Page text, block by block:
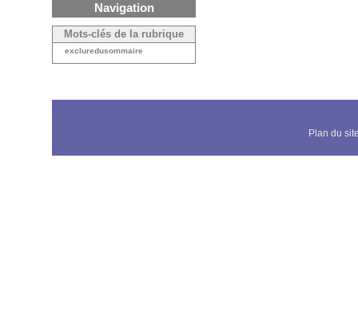
Navigation
Mots-clés de la rubrique
excluredusommaire
Plan du